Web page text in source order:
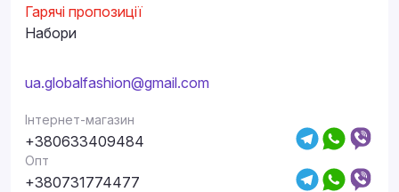
Гарячі пропозиції
Набори
ua.globalfashion@gmail.com
Інтернет-магазин
+380633409484
Опт
+380731774477